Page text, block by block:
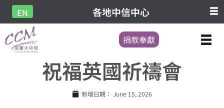
EN 各地中信中心
捐款奉獻
祝福英國祈禱會
新增日期： June 15, 2026